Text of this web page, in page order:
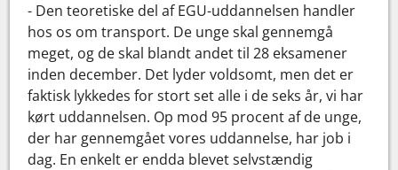
- Den teoretiske del af EGU-uddannelsen handler
hos os om transport. De unge skal gennemgå
meget, og de skal blandt andet til 28 eksamener
inden december. Det lyder voldsomt, men det er
faktisk lykkedes for stort set alle i de seks år, vi har
kørt uddannelsen. Op mod 95 procent af de unge,
der har gennemgået vores uddannelse, har job i
dag. En enkelt er endda blevet selvstændig